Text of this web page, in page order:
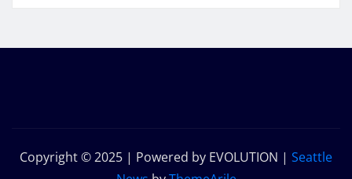
Copyright © 2025 | Powered by EVOLUTION | Seattle